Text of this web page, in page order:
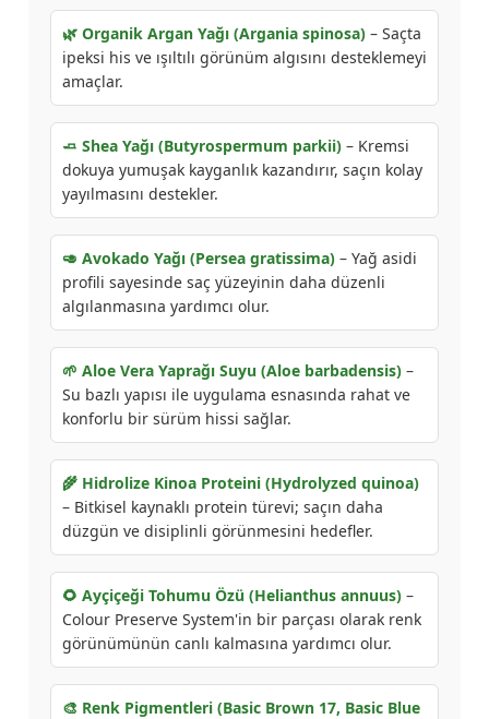
🌿 Organik Argan Yağı (Argania spinosa) – Saçta
ipeksi his ve ışıltılı görünüm algısını desteklemeyi
amaçlar.
🧈 Shea Yağı (Butyrospermum parkii) – Kremsi
dokuya yumuşak kayganlık kazandırır, saçın kolay
yayılmasını destekler.
🥑 Avokado Yağı (Persea gratissima) – Yağ asidi
profili sayesinde saç yüzeyinin daha düzenli
algılanmasına yardımcı olur.
🌱 Aloe Vera Yaprağı Suyu (Aloe barbadensis) –
Su bazlı yapısı ile uygulama esnasında rahat ve
konforlu bir sürüm hissi sağlar.
🌾 Hidrolize Kinoa Proteini (Hydrolyzed quinoa)
– Bitkisel kaynaklı protein türevi; saçın daha
düzgün ve disiplinli görünmesini hedefler.
🌻 Ayçiçeği Tohumu Özü (Helianthus annuus) –
Colour Preserve System'in bir parçası olarak renk
görünümünün canlı kalmasına yardımcı olur.
🎨 Renk Pigmentleri (Basic Brown 17, Basic Blue